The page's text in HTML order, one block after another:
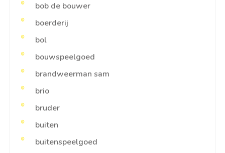
bob de bouwer
boerderij
bol
bouwspeelgoed
brandweerman sam
brio
bruder
buiten
buitenspeelgoed